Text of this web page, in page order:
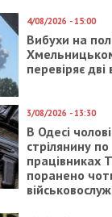
більші,
бути
на
на пенсію
становить
старіння
тих, хто